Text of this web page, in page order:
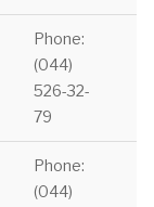
Phone:
(044)
526-32-
79
Phone:
(044)